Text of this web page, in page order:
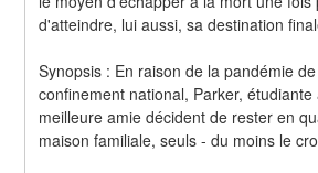
d'atteindre, lui aussi, sa destination
Synopsis : En raison de la pandémie
confinement national, Parker,
meilleure amie décident de rester en
maison familiale, seuls - du moins le